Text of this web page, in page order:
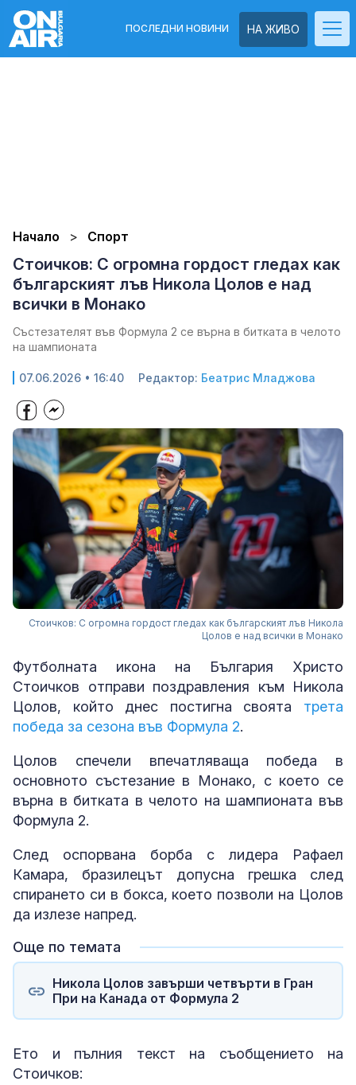
НА ЖИВО
ПОСЛЕДНИ НОВИНИ
Начало Спорт
Стоичков: С огромна гордост гледах как
българският лъв Никола Цолов е над
всички в Монако
Състезателят във Формула 2 се върна в битката в челото
на шампионата
07.06.2026 • 16:40 Редактор: Беатрис Младжова
Стоичков: С огромна гордост гледах как българският лъв Никола
Цолов е над всички в Монако
Футболната икона на България Христо
Стоичков отправи поздравления към Никола
Цолов, който днес постигна своята трета
победа за сезона във Формула 2.
Цолов спечели впечатляваща победа в
основното състезание в Монако, с което се
върна в битката в челото на шампионата във
Формула 2.
След оспорвана борба с лидера Рафаел
Камара, бразилецът допусна грешка след
спирането си в бокса, което позволи на Цолов
да излезе напред.
Още по темата
Никола Цолов завърши четвърти в Гран
При на Канада от Формула 2
Ето и пълния текст на съобщението на
Стоичков: